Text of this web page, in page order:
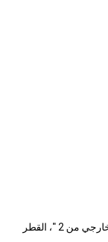
: قطر 60.5mm، القطر الداخلي من 11.5mm، سمك 13mm، محيط 220mm، صلابة من 60 إلى 70 (القطر الخارجي من 2 "، القطر